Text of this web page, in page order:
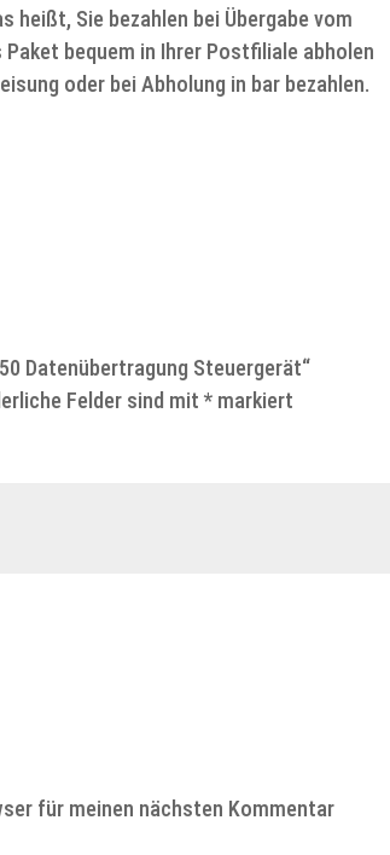
heißt, Sie bezahlen bei Übergabe vom
bequem in Ihrer Postfiliale abholen
oder bei Abholung in bar bezahlen.
Datenübertragung Steuergerät“
Felder sind mit* markiert
für meinen nächsten Kommentar